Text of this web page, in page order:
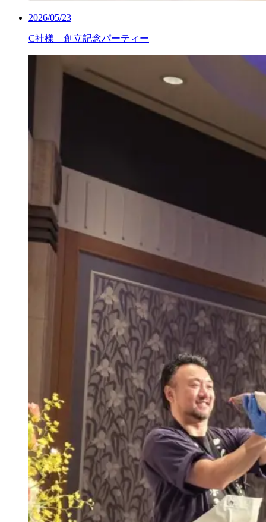
2026/05/23
C社様 創立記念パーティー